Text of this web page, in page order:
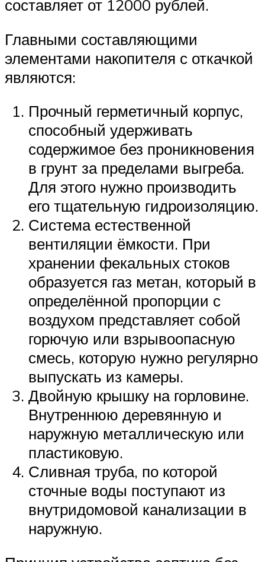
составляет от 12000 рублей.
Главными составляющими
элементами накопителя с откачкой
являются:
Прочный герметичный корпус,
способный удерживать
содержимое без проникновения
в грунт за пределами выгреба.
Для этого нужно производить
его тщательную гидроизоляцию.
Система естественной
вентиляции ёмкости. При
хранении фекальных стоков
образуется газ метан, который в
определённой пропорции с
воздухом представляет собой
горючую или взрывоопасную
смесь, которую нужно регулярно
выпускать из камеры.
Двойную крышку на горловине.
Внутреннюю деревянную и
наружную металлическую или
пластиковую.
Сливная труба, по которой
сточные воды поступают из
внутридомовой канализации в
наружную.